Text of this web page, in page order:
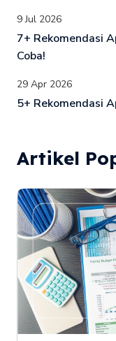
9 Jul 2026
7+ Rekomendasi
Coba!
29 Apr 2026
5+ Rekomendasi
Artikel